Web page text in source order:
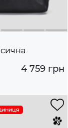
4 759 грн